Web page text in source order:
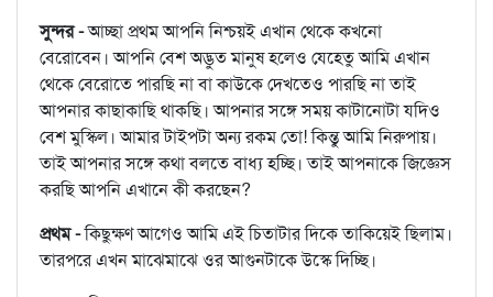
সুন্দর -আচ্ছা প্রথম আপনি নিশ্চয়ই এখান থেকে কখনো
বেরোবেন। আপনি বেশ অদ্ভুত মানুষ হলেও যেহেতু আমি এখান
থেকে বেরোতে পারছি না বা কাউকে দেখতেও পারছি না তাই
আপনার কাছাকাছি থাকছি। আপনার সঙ্গে সময় কাটানোটা যদিও
বেশ মুস্কিল। আমার টাইপটা অন্য রকম তো! কিন্তু আমি নিরুপায়।
তাই আপনার সঙ্গে কথা বলতে বাধ্য হচ্ছি। তাই আপনাকে জিজ্ঞেস
করছি আপনি এখানে কী করছেন?
প্রথম -কিছুক্ষণ আগেও আমি এই চিতাটার দিকে তাকিয়েই ছিলাম।
তারপরে এখন মাঝেমাঝে ওর আগুনটাকে উস্কে দিচ্ছি।